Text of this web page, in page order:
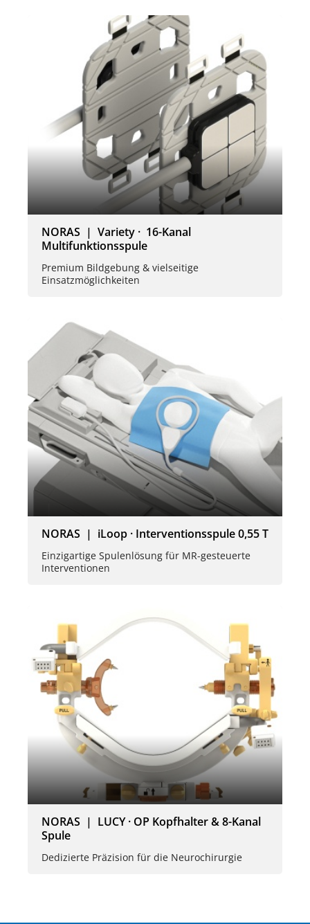
NORAS | Variety · 16-Kanal
Multifunktionsspule
Premium Bildgebung & vielseitige
Einsatzmöglichkeiten
NORAS | iLoop · Interventionsspule 0,55 T
Einzigartige Spulenlösung für MR-gesteuerte
Interventionen
NORAS | LUCY · OP Kopfhalter & 8-Kanal
Spule
Dedizierte Präzision für die Neurochirurgie